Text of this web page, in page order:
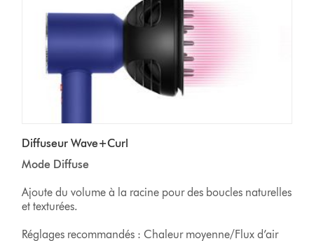
Diffuseur Wave+Curl
Mode Diffuse
Ajoute du volume à la racine pour des boucles naturelles
et texturées.
Réglages recommandés : Chaleur moyenne/Flux d’air